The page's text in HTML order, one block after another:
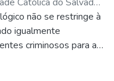
Manoela Vivas
Neto, Carlos Clóvis
Henrique
(Coorient.)
não se restringe à
igualmente
criminosos para a
ilícitas. Nesse